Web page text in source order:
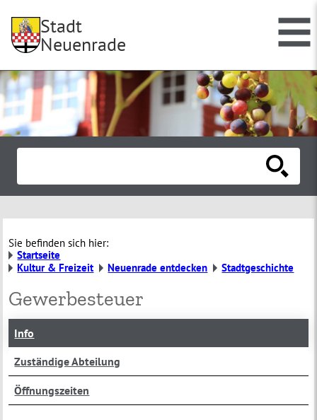
Stadt
Neuenrade
Sie befinden sich hier:
Startseite
Kultur & Freizeit
Neuenrade entdecken Stadtgeschichte
Gewerbesteuer
Info
Zuständige Abteilung
Öffnungszeiten